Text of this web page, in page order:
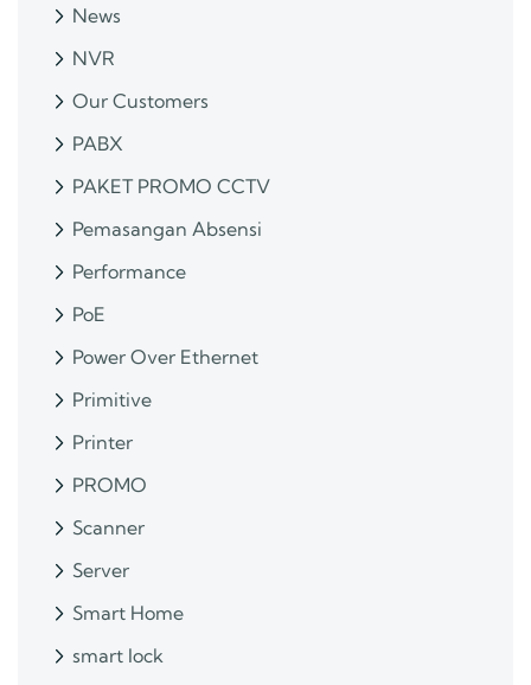
News
NVR
Our Customers
PABX
PAKET PROMO CCTV
Pemasangan Absensi
Performance
PoE
Power Over Ethernet
Primitive
Printer
PROMO
Scanner
Server
Smart Home
smart lock